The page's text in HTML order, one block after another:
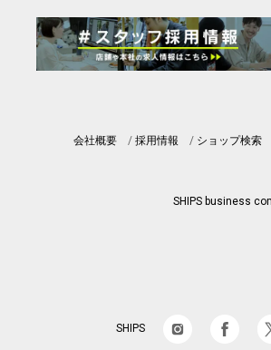
会社概要 採用情報 ショップ検索
SHIPS business
SHIPS